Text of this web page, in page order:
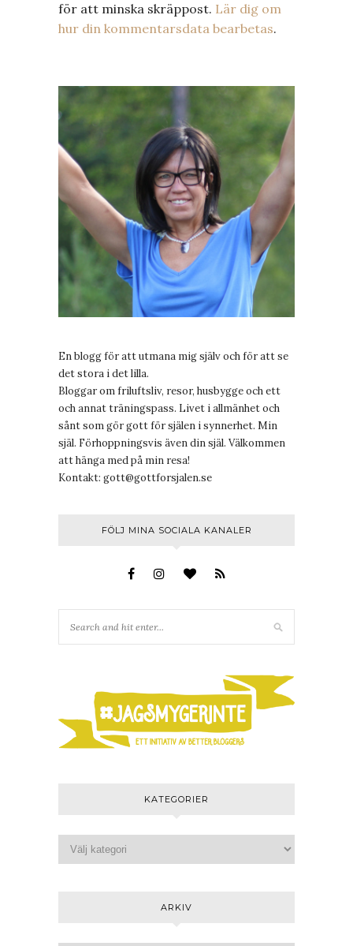
för att minska skräppost. Lär dig om
hur din kommentarsdata bearbetas.
En blogg för att utmana mig själv och för att se
det stora i det lilla.
Bloggar om friluftsliv, resor, husbygge och ett
och annat träningspass. Livet i allmänhet och
sånt som gör gott för själen i synnerhet. Min
själ. Förhoppningsvis även din själ. Välkommen
att hänga med på min resa!
Kontakt: gott@gottforsjalen.se
FÖLJ MINA SOCIALA KANALER
KATEGORIER
ARKIV